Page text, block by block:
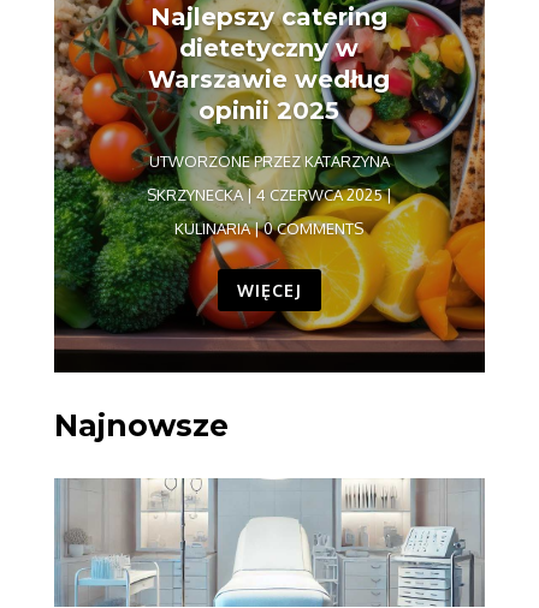
Najlepszy catering
dietetyczny w
Warszawie według
opinii 2025
UTWORZONE PRZEZKATARZYNA
SKRZYNECKA|4 CZERWCA 2025|
KULINARIA| 0 COMMENTS
WIĘCEJ
Najnowsze